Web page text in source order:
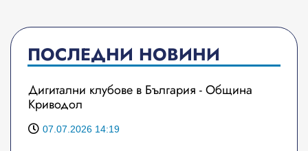
ПОСЛЕДНИ НОВИНИ
Дигитални клубове в България - Община
Криводол
07.07.2026 14:19